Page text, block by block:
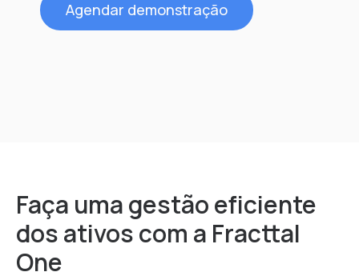
Agendar demonstração
Faça uma gestão eficiente
dos ativos com a Fracttal
One